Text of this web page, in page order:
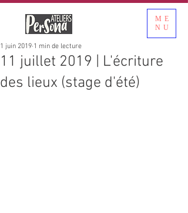
ME
NU
11 juillet 2019 | L'écriture
des lieux (stage d'été)
1 juin 2019 1 min de lecture